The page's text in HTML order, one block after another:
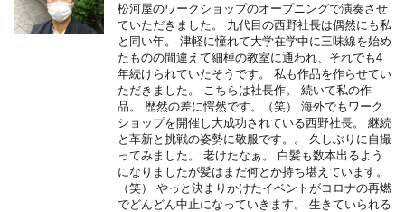
松河屋のワークショップのオープニングで演奏させ
ていただきました。 九代目の西野社長は偶然にも私
と同い年。 津軽に憧れて大学在学中に三味線を始め
たものの間違えて細棹の教室に通われ、それでも4
年続けられていたそうです。 私も作品を作らせてい
ただきました。 こちらは社長作。 続いて私の作
品。 歴然の差に愕然です。（笑） 海外でもワーク
ショップを開催し大成功されている西野社長。 継続
と革新と挑戦の姿勢に敬服です。。 久しぶりに自撮
ってみました。 老けたなぁ。 白髪も数本出るよう
になりましたが髪はまだ何とか持ち堪えています。
（笑） やっと決まりかけたイベントがコロナの再燃
でどんどん中止になっていきます。 生きていられる